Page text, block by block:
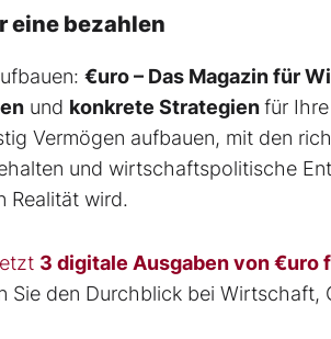
eine bezahlen
€uro – Das Magazin für
und konkrete Strategienfür
Vermögen aufbauen, mit den
und wirtschaftspolitische
Realität wird.
3 digitale Ausgaben von €uro
Sie den Durchblick bei Wirtschaft,